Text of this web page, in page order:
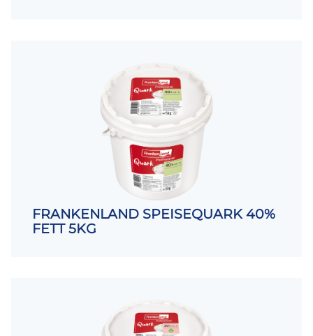
FRANKENLAND SPEISEQUARK 40%
FETT 5KG